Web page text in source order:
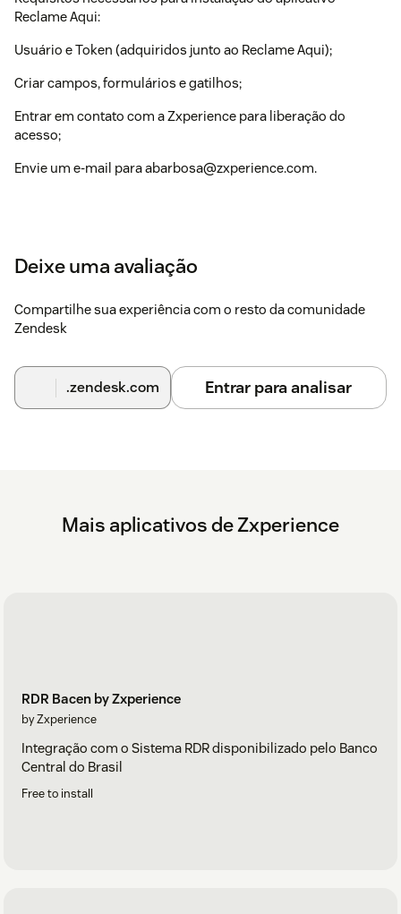
Reclame Aqui:
Usuário e Token (adquiridos junto ao Reclame Aqui);
Criar campos, formulários e gatilhos;
Entrar em contato com a Zxperience para liberação do
acesso;
Envie um e-mail para abarbosa@zxperience.com.
Deixe uma avaliação
Compartilhe sua experiência com o resto da comunidade
Zendesk
.zendesk.com Entrar para analisar
Mais aplicativos de Zxperience
RDR Bacen by Zxperience
by Zxperience
Integração com o Sistema RDR disponibilizado pelo Banco
Central do Brasil
Free to install